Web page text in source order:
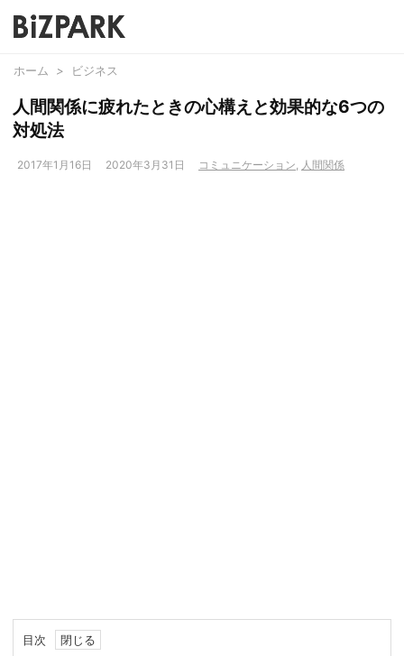
ホーム > ビジネス
人間関係に疲れたときの心構えと効果的な6つの
対処法
2017年1月16日 2020年3月31日 コミュニケーション, 人間関係
目次